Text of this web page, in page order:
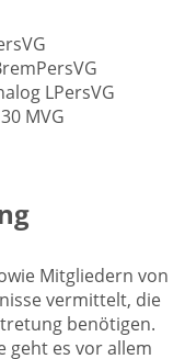
LPersVG
MVG
Mitgliedern von
vermittelt, die
benötigen.
geht es vor allem